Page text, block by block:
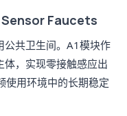
Faucets
公共卫生间。A1模块作
体，实现零接触感应出
使用环境中的长期稳定